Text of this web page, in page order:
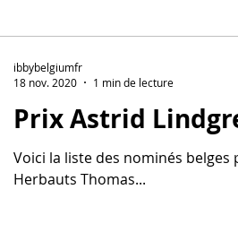
Prix Astrid
Voici la liste des nominés
Herbauts Thomas...
ibbybelgiumfr
18 nov. 2020
1 min de lecture